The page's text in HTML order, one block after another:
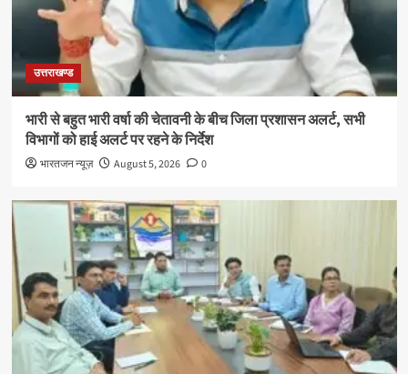
उत्तराखण्ड
भारी से बहुत भारी वर्षा की चेतावनी के बीच जिला प्रशासन अलर्ट, सभी
विभागों को हाई अलर्ट पर रहने के निर्देश
भारतजन न्यूज़ August 5, 2026 0